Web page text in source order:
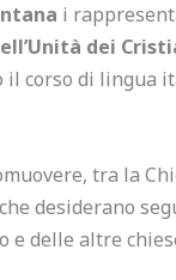
i
dei
corso di lingua
tra la
desiderano
e delle altre